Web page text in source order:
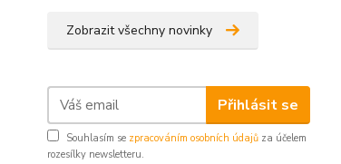
Zobrazit všechny novinky
Přihlásit se
Souhlasím se zpracováním osobních údajů za účelem
rozesílky newsletteru.